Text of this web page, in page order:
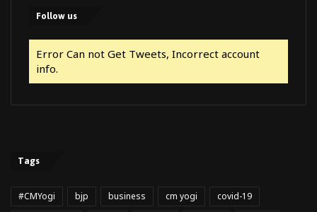
Follow us
Error Can not Get Tweets, Incorrect account
info.
Tags
#CMYogi bjp business cm yogi covid-19